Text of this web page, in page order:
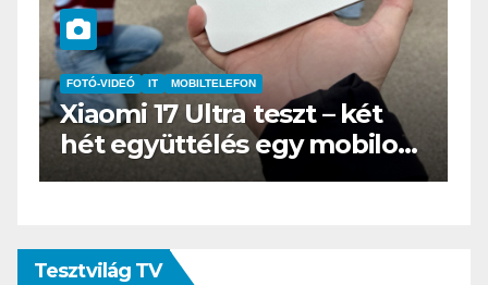
IT MŰSZAKI
BOOX Go 10.3 teszt – Amikor
az e-book olvasó felnő, és
öltönyt húz
Tesztvilág TV